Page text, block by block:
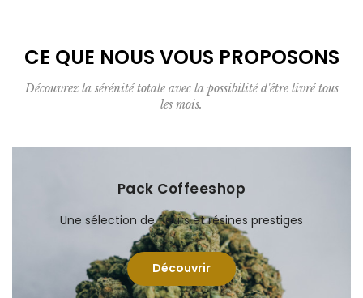
CE QUE NOUS VOUS PROPOSONS
Découvrez la sérénité totale avec la possibilité d'être livré tous
les mois.
Pack Coffeeshop
Une sélection de fleurs et résines prestiges
Découvrir